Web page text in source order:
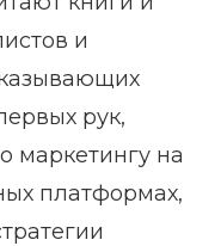
и
рук,
маркетингу на
платформах,